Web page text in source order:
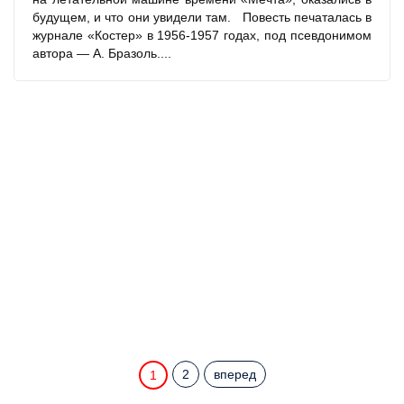
будущем, и что они увидели там. Повесть печаталась в
журнале «Костер» в 1956-1957 годах, под псевдонимом
автора — А. Бразоль....
1 2 вперед